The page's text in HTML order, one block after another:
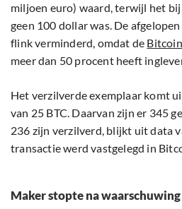
miljoen euro) waard, terwijl het
geen 100 dollar was. De
flink verminderd, omdat de
meer dan 50 procent heeft
Het verzilverde exemplaar komt
van 25 BTC. Daarvan zijn er 345
236 zijn verzilverd, blijkt uit data
transactie werd vastgelegd in
Maker stopte na